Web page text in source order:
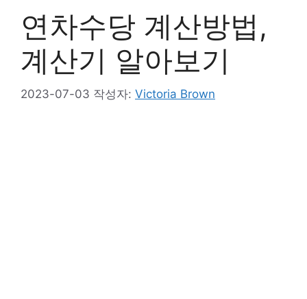
연차수당 계산방법,
계산기 알아보기
2023-07-03 작성자: Victoria Brown